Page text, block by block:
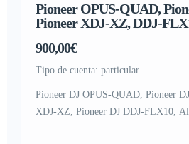
Pioneer OPUS-QUAD,
Pioneer XDJ-XZ, DDJ-
900,00€
tipo de cuenta: particular
Pioneer DJ OPUS-QUAD, Pioneer
XDJ-XZ, Pioneer DJ DDJ-FLX10,